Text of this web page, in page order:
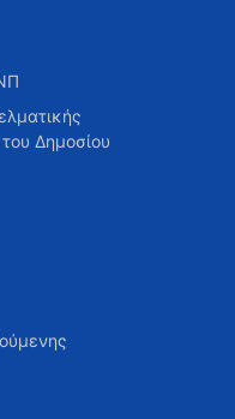
Δημοσίου